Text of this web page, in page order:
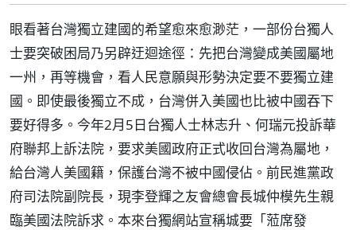
眼看著台灣獨立建國的希望愈來愈渺茫，一部份台獨人
士要突破困局乃另辟迂迴途徑：先把台灣變成美國屬地
一州，再等機會，看人民意願與形勢決定要不要獨立建
國。即使最後獨立不成，台灣併入美國也比被中國吞下
要好得多。今年2月5日台獨人士林志升、何瑞元投訴華
府聯邦上訴法院，要求美國政府正式收回台灣為屬地，
給台灣人美國籍，保護台灣不被中國侵佔。前民進黨政
府司法院副院長，現李登輝之友會總會長城仲模先生親
臨美國法院訴求。本來台獨網站宣稱城要「蒞席發